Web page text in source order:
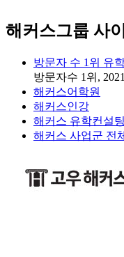
해커스그룹 사
방문자 수 1위 유
방문자수 1위,
해커스어학원
해커스인강
해커스 유학컨설팅
해커스 사업군 전